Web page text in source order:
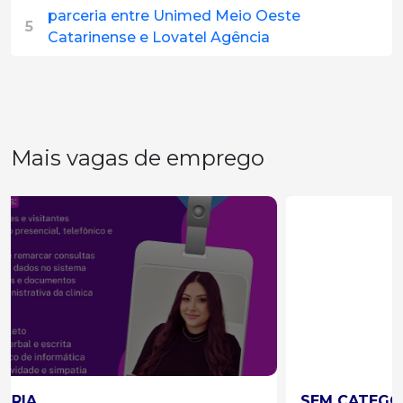
5
parceria entre Unimed Meio Oeste
Catarinense e Lovatel Agência
Mais vagas de emprego